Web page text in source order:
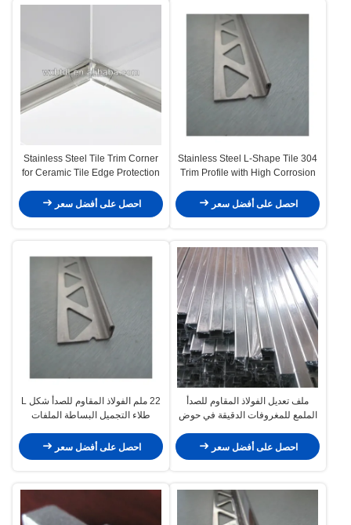
304 Stainless Steel L-Shape Tile
Trim Profile with High Corrosion
Edging
احصل على أفضل سعر
Stainless Steel Tile Trim Corner
for Ceramic Tile Edge Protection
Easy Installation
احصل على أفضل سعر
ملف تعديل الفولاذ المقاوم للصدأ
الملمع للمغروفات الدقيقة في حوض
احصل على أفضل سعر
22 ملم الفولاذ المقاوم للصدأ شكل L
طلاء التجميل البساطة الملفات
احصل على أفضل سعر